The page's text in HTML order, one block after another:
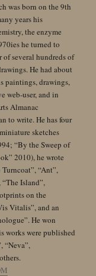
was born on the 9th
years his
the enzyme
he turned to
several hundreds of
He had about
paintings, drawings,
web-user, and in
Almanac
to write. He has four
sketches
“By the Sweep of
2010), he wrote
“Ant”,
Island”,
on the
Vitalis”, and an
He won
works were published
“Neva”,